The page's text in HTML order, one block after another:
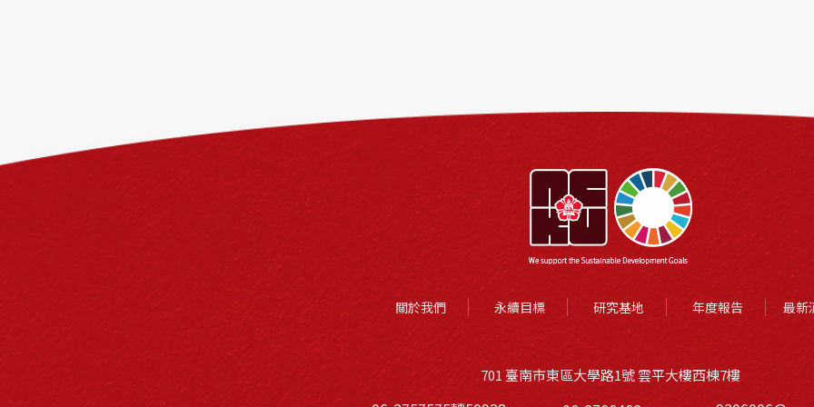
關於我們 永續目標 研究基地 年度報告 最新
701 臺南市東區大學路1號 雲平大樓西棟7樓